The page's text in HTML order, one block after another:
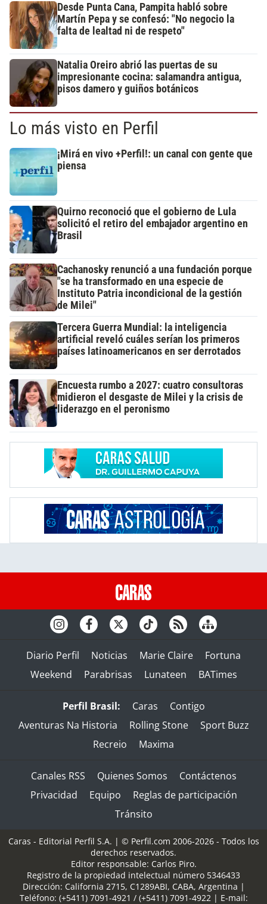
Desde Punta Cana, Pampita habló sobre
Martín Pepa y se confesó: "No negocio la
falta de lealtad ni de respeto"
Natalia Oreiro abrió las puertas de su
impresionante cocina: salamandra antigua,
pisos damero y guiños botánicos
Lo más visto en Perfil
¡Mirá en vivo +Perfil!: un canal con gente que
piensa
Quirno reconoció que el gobierno de Lula
solicitó el retiro del embajador argentino en
Brasil
Cachanosky renunció a una fundación porque
"se ha transformado en una especie de
Instituto Patria incondicional de la gestión
de Milei"
Tercera Guerra Mundial: la inteligencia
artificial reveló cuáles serían los primeros
países latinoamericanos en ser derrotados
Encuesta rumbo a 2027: cuatro consultoras
midieron el desgaste de Milei y la crisis de
liderazgo en el peronismo
Diario Perfil Noticias Marie Claire
Fortuna
Weekend
Parabrisas Lunateen BATimes
Perfil Brasil: Caras
Contigo
Aventuras Na Historia
Rolling Stone
Sport Buzz
Recreio
Maxima
Canales RSS Quienes Somos
Contáctenos
Privacidad
Equipo
Reglas de participación
Tránsito
Caras - Editorial Perfil S.A. | © Perfil.com 2006-2026 - Todos los
derechos reservados.
Editor responsable: Carlos Piro.
Registro de la propiedad intelectual número 5346433
Dirección: California 2715, C1289ABI, CABA, Argentina |
Teléfono: (+5411) 7091-4921 / (+5411) 7091-4922 | E-mail: